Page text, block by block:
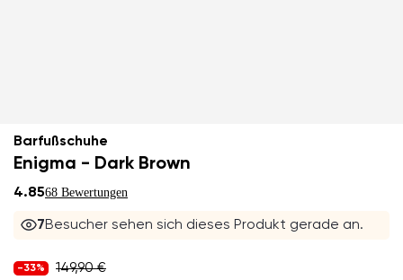
Barfußschuhe
Enigma - Dark Brown
4.8568 Bewertungen
6Besucher sehen sich dieses Produkt gerade an.
-33% 149,90 €